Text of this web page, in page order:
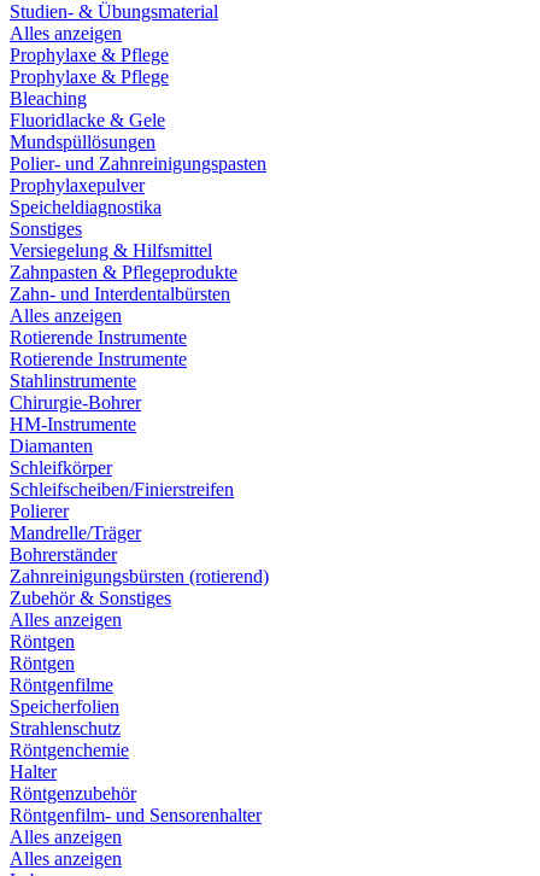
Studien- & Übungsmaterial
Alles anzeigen
Prophylaxe & Pflege
Prophylaxe & Pflege
Bleaching
Fluoridlacke & Gele
Mundspüllösungen
Polier- und Zahnreinigungspasten
Prophylaxepulver
Speicheldiagnostika
Sonstiges
Versiegelung & Hilfsmittel
Zahnpasten & Pflegeprodukte
Zahn- und Interdentalbürsten
Alles anzeigen
Rotierende Instrumente
Rotierende Instrumente
Stahlinstrumente
Chirurgie-Bohrer
HM-Instrumente
Diamanten
Schleifkörper
Schleifscheiben/Finierstreifen
Polierer
Mandrelle/Träger
Bohrerständer
Zahnreinigungsbürsten (rotierend)
Zubehör & Sonstiges
Alles anzeigen
Röntgen
Röntgen
Röntgenfilme
Speicherfolien
Strahlenschutz
Röntgenchemie
Halter
Röntgenzubehör
Röntgenfilm- und Sensorenhalter
Alles anzeigen
Alles anzeigen